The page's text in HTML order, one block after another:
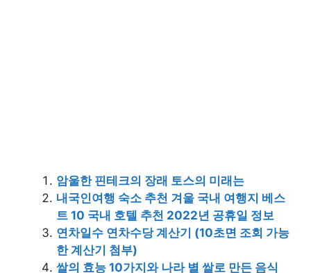
암울한 핀테크의 장래 토스의 미래는
내국인여행 숙소 추천 겨울 국내 여행지 베스
트 10 국내 호텔 추천 2022년 공휴일 정보
연차일수 연차수당 계산기 (10초면 조회 가능
한 계산기 첨부)
쌀의 효능 10가지와 나라 별 쌀로 만든 음식